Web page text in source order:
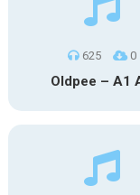
625 0
Oldpee – A1